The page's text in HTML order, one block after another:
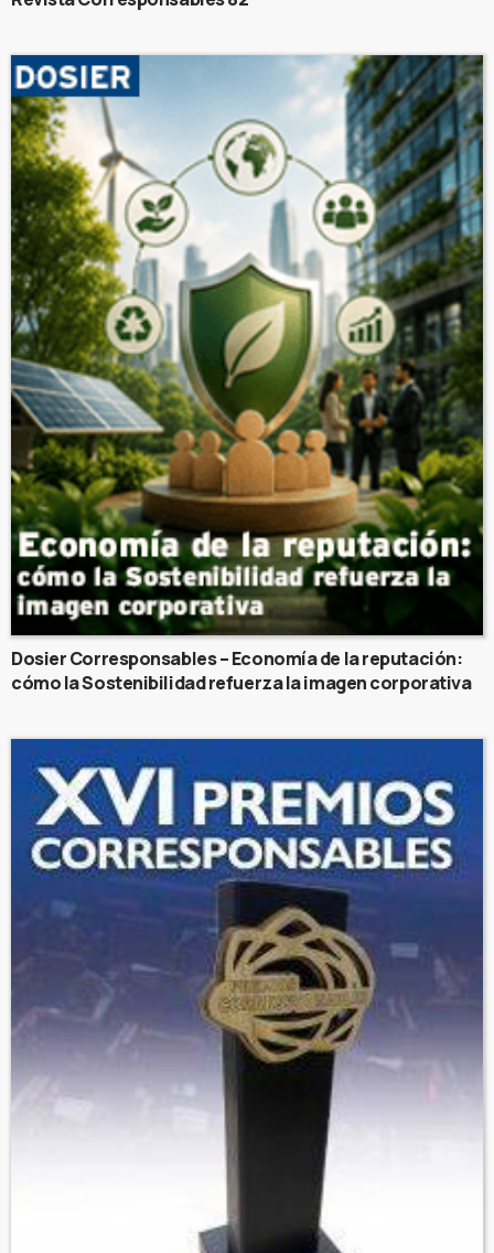
Dosier Corresponsables – Economía de la reputación:
cómo la Sostenibilidad refuerza la imagen corporativa